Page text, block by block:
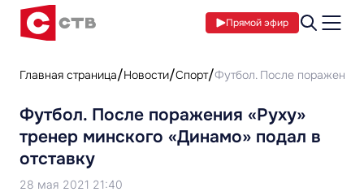
Прямой эфир
Главная страница Новости Спорт Футбол. После поражения
Футбол. После поражения «Руху»
тренер минского «Динамо» подал в
отставку
28 мая 2021 21:40